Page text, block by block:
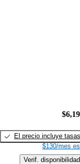
El precio incluye tasas
$130/mes
Verif. disponibilidad